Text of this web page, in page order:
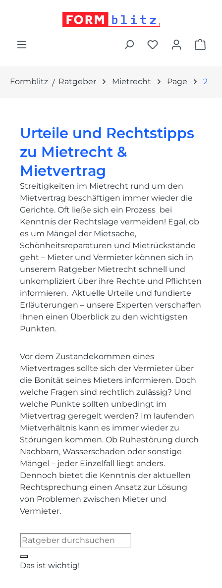
Formblitz Ratgeber Mietrecht Page 2
Urteile und Rechtstipps
zu Mietrecht &
Mietvertrag
Streitigkeiten im Mietrecht rund um den
Mietvertrag beschäftigen immer wieder die
Gerichte. Oft ließe sich ein Prozess bei
Kenntnis der Rechtslage vermeiden! Egal, ob
es um Mängel der Mietsache,
Schönheitsreparaturen und Mietrückstände
geht – Mieter und Vermieter können sich in
unserem Ratgeber Mietrecht schnell und
unkompliziert über ihre Rechte und Pflichten
informieren. Aktuelle Urteile und fundierte
Erläuterungen – unsere Experten verschaffen
Ihnen einen Überblick zu den wichtigsten
Punkten.
Vor dem Zustandekommen eines
Mietvertrages sollte sich der Vermieter über
die Bonität seines Mieters informieren. Doch
welche Fragen sind rechtlich zulässig? Und
welche Punkte sollten unbedingt im
Mietvertrag geregelt werden? Im laufenden
Mietverhältnis kann es immer wieder zu
Störungen kommen. Ob Ruhestörung durch
Nachbarn, Wasserschaden oder sonstige
Mängel – jeder Einzelfall liegt anders.
Dennoch bietet die Kenntnis der aktuellen
Rechtsprechung einen Ansatz zur Lösung
von Problemen zwischen Mieter und
Vermieter.
Das ist wichtig!